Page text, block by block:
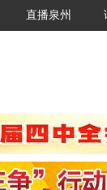
直播泉州